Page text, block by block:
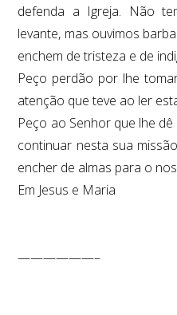
defenda a Igreja. Não
levante, mas ouvimos
enchem de tristeza e de
Peço perdão por lhe
atenção que teve ao ler
Peço ao Senhor que lhe
continuar nesta sua
encher de almas para o
Em Jesus e Maria
——————–